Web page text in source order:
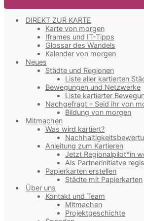
DIREKT ZUR KARTE
Karte von morgen
Iframes und IT-Tipps
Glossar des Wandels
Kalender von morgen
Neues
Städte und Regionen
Liste aller kartierten
Bewegungen und Netzwerke
Liste kartierter
Nachgefragt – Seid ihr von
Bildung von morgen
Mitmachen
Was wird kartiert?
Anleitung zum Kartieren
Jetzt Regionalpilot*in
Als Partnerinitiatve
Papierkarten erstellen
Städte mit Papierkarten
Über uns
Kontakt und Team
Mitmachen
Projektgeschichte